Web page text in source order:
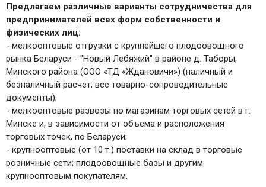
Предлагаем различные варианты сотрудничества для
предпринимателей всех форм собственности и
физических лиц:
- мелкооптовые отгрузки с крупнейшего плодоовощного
рынка Беларуси - "Новый Лебяжий" в районе д. Таборы,
Минского района (ООО «ТД «Ждановичи») (наличный и
безналичный расчет; все товарно-сопроводительные
документы);
- мелкооптовые развозы по магазинам торговых сетей в г.
Минске и, в зависимости от объема и расположения
торговых точек, по Беларуси;
- крупнооптовые (от 10 т.) поставки на склад в торговые
розничные сети; плодоовощные базы и другим
крупнооптовым покупателям.